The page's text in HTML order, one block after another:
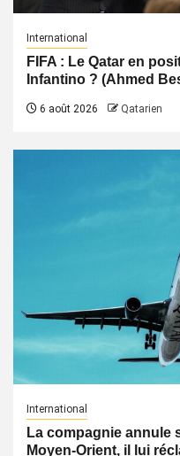
International
FIFA : Le Qatar en
Infantino ? (Ahmed
6 août 2026 Qatarien
International
La compagnie annule
Moyen-Orient, il lui